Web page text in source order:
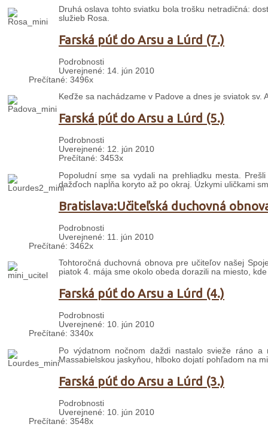
Druhá oslava tohto sviatku bola trošku netradičná:
služieb Rosa.
Farská púť do Arsu a Lúrd (7.)
Podrobnosti
Uverejnené: 14. jún 2010
Prečítané: 3496x
Keďže sa nachádzame v Padove a dnes je sviatok
Farská púť do Arsu a Lúrd (5.)
Podrobnosti
Uverejnené: 12. jún 2010
Prečítané: 3453x
Popoludní sme sa vydali na prehliadku mesta.
dažďoch napĺňa koryto až po okraj. Úzkymi uličkami
Bratislava:Učiteľská duchovná
Podrobnosti
Uverejnené: 11. jún 2010
Prečítané: 3462x
Tohtoročná duchovná obnova pre učiteľov našej
piatok 4. mája sme okolo obeda dorazili na miesto,
Farská púť do Arsu a Lúrd (4.)
Podrobnosti
Uverejnené: 10. jún 2010
Prečítané: 3340x
Po výdatnom nočnom daždi nastalo svieže ráno
Massabielskou jaskyňou, hlboko dojatí pohľadom na
Farská púť do Arsu a Lúrd (3.)
Podrobnosti
Uverejnené: 10. jún 2010
Prečítané: 3548x